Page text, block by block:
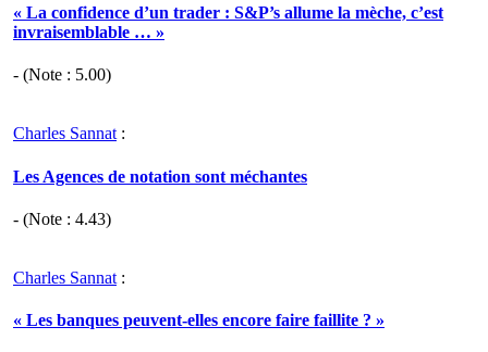
« La confidence d’un trader : S&P’s allume la mèche, c’est
invraisemblable … »
- (Note : 5.00)
Charles Sannat :
Les Agences de notation sont méchantes
- (Note : 4.43)
Charles Sannat :
« Les banques peuvent-elles encore faire faillite ? »